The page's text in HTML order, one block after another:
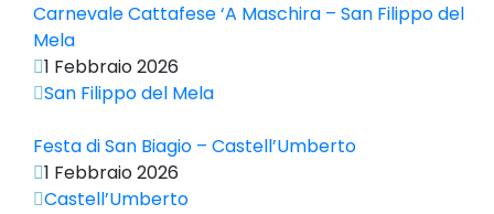
Carnevale Cattafese ‘A Maschira – San Filippo del
Mela
1 Febbraio 2026
San Filippo del Mela
Festa di San Biagio – Castell’Umberto
1 Febbraio 2026
Castell’Umberto